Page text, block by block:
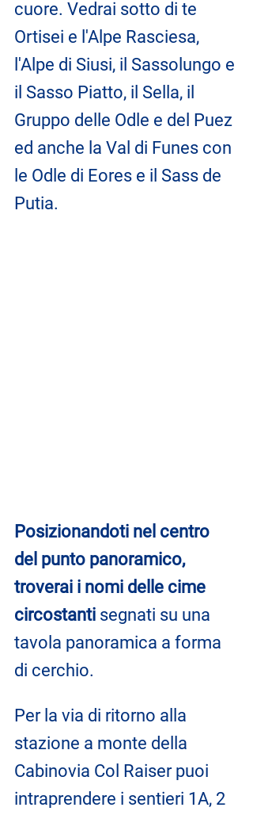
cuore. Vedrai sotto di te
Ortisei e l'Alpe Rasciesa,
l'Alpe di Siusi, il Sassolungo e
il Sasso Piatto, il Sella, il
Gruppo delle Odle e del Puez
ed anche la Val di Funes con
le Odle di Eores e il Sass de
Putia.
Posizionandoti nel centro
del punto panoramico,
troverai i nomi delle cime
circostanti segnati su una
tavola panoramica a forma
di cerchio.
Per la via di ritorno alla
stazione a monte della
Cabinovia Col Raiser puoi
intraprendere i sentieri 1A, 2